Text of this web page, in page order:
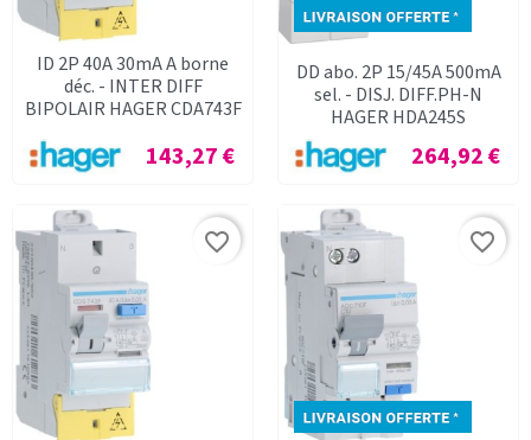
ID 2P 40A 30mA A borne
déc. - INTER DIFF
BIPOLAIR HAGER CDA743F
Prix
143,27 €
DD abo. 2P 15/45A 500mA
sel. - DISJ. DIFF.PH-N
HAGER HDA245S
Prix
264,92 €
favorite_border favorite_border